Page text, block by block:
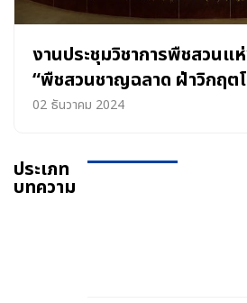
งานประชุมวิชาการพืชสวนแ
“พืชสวนชาญฉลาด ฝ่าวิกฤต
02 ธันวาคม 2024
ประเภท
บทความ